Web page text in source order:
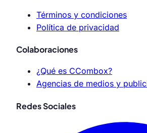
Términos y condiciones
Política de privacidad
Colaboraciones
¿Qué es CCombox?
Agencias de medios y
Redes Sociales